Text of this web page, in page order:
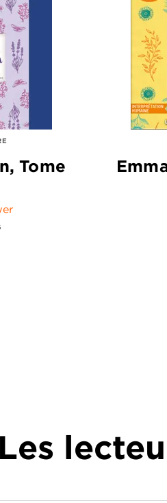
Tome
Les